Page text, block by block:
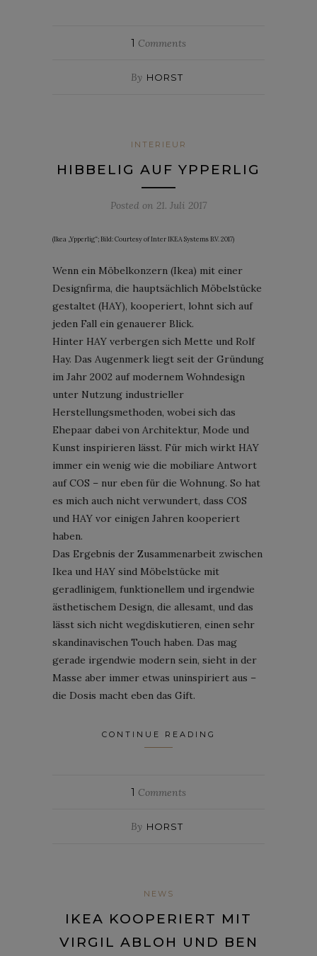
1 Comments
By HORST
INTERIEUR
HIBBELIG AUF YPPERLIG
Posted on 21. Juli 2017
(Ikea „Ypperlig“; Bild: Courtesy of Inter IKEA Systems B.V. 2017)
Wenn ein Möbelkonzern (Ikea) mit einer
Designfirma, die hauptsächlich Möbelstücke
gestaltet (HAY), kooperiert, lohnt sich auf
jeden Fall ein genauerer Blick.
Hinter HAY verbergen sich Mette und Rolf
Hay. Das Augenmerk liegt seit der Gründung
im Jahr 2002 auf modernem Wohndesign
unter Nutzung industrieller
Herstellungsmethoden, wobei sich das
Ehepaar dabei von Architektur, Mode und
Kunst inspirieren lässt. Für mich wirkt HAY
immer ein wenig wie die mobiliare Antwort
auf COS – nur eben für die Wohnung. So hat
es mich auch nicht verwundert, dass COS
und HAY vor einigen Jahren kooperiert
haben.
Das Ergebnis der Zusammenarbeit zwischen
Ikea und HAY sind Möbelstücke mit
geradlinigem, funktionellem und irgendwie
ästhetischem Design, die allesamt, und das
lässt sich nicht wegdiskutieren, einen sehr
skandinavischen Touch haben. Das mag
gerade irgendwie modern sein, sieht in der
Masse aber immer etwas uninspiriert aus –
die Dosis macht eben das Gift.
CONTINUE READING
1 Comments
By HORST
NEWS
IKEA KOOPERIERT MIT
VIRGIL ABLOH UND BEN